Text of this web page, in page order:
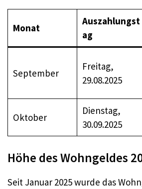
Monat
Auszahlungst
ag
September
Freitag,
29.08.2025
Oktober
Dienstag,
30.09.2025
Höhe des Wohngeldes
Seit Januar 2025 wurde das